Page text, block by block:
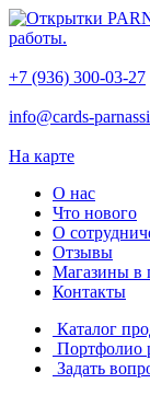
+7 (936) 300-03-27
info@cards-
На карте
О нас
Что нового
О
Отзывы
Магазины в
Контакты
Каталог
Портфолио
Задать